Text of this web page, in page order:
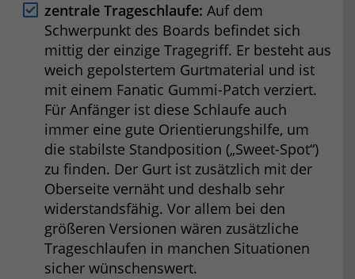
zentrale Trageschlaufe: Auf dem
Schwerpunkt des Boards befindet sich
mittig der einzige Tragegriff. Er besteht aus
weich gepolstertem Gurtmaterial und ist
mit einem Fanatic Gummi-Patch verziert.
Für Anfänger ist diese Schlaufe auch
immer eine gute Orientierungshilfe, um
die stabilste Standposition („Sweet-Spot“)
zu finden. Der Gurt ist zusätzlich mit der
Oberseite vernäht und deshalb sehr
widerstandsfähig. Vor allem bei den
größeren Versionen wären zusätzliche
Trageschlaufen in manchen Situationen
sicher wünschenswert.